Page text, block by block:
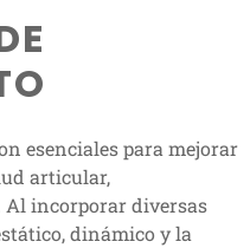
esenciales para mejorar
articular,
incorporar diversas
dinámico y la